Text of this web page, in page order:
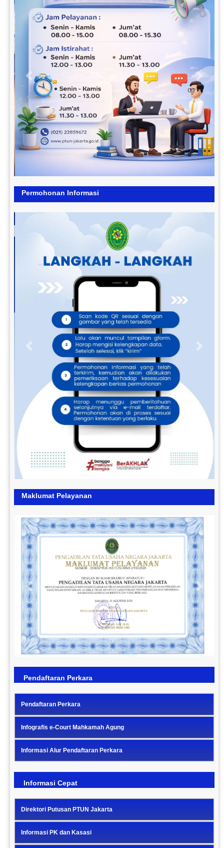
Previous Next
Permohonan Informasi
Previous Next
Maklumat Pelayanan
Previous Next
Pendaftaran Perkara
Pendaftaran Perkara
Infografis e-Court Mahkamah Agung
Informasi Alur Pendaftaran Perkara
Informasi Cepat
Direktori Putusan PTUN Jakarta
Informasi PK dan Kasasi